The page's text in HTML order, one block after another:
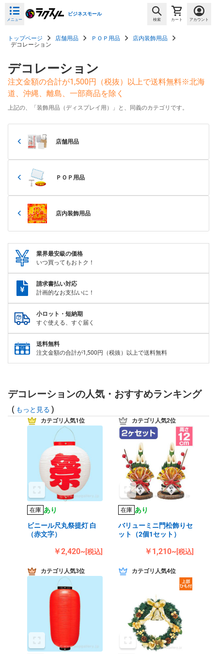
メニュー
ビジネスモール
検索 カート アカウント
トップページ 店舗用品 ＰＯＰ用品
店内装飾用品
デコレーション
デコレーション
注文金額の合計が1,500円（税抜）以上で送料無料※北海
道、沖縄、離島、一部商品を除く
上記の、「装飾用品（ディスプレイ用）」と、同義のカテゴリです。
店舗用品
ＰＯＰ用品
店内装飾用品
業界最安級の価格
いつ買ってもおトク！
請求書払い対応
計画的なお支払いに！
小ロット・短納期
すぐ使える、すぐ届く
送料無料
注文金額の合計が1,500円（税抜）以上で送料無料
デコレーションの人気・おすすめランキング
( もっと見る )
カテゴリ人気1位
在庫 あり
ビニール尺丸祭提灯 白
（赤文字）
￥2,420~[税込]
カテゴリ人気2位
在庫 あり
バリューミニ門松飾りセ
ット（2個1セット）
￥1,210~[税込]
カテゴリ人気3位 カテゴリ人気4位